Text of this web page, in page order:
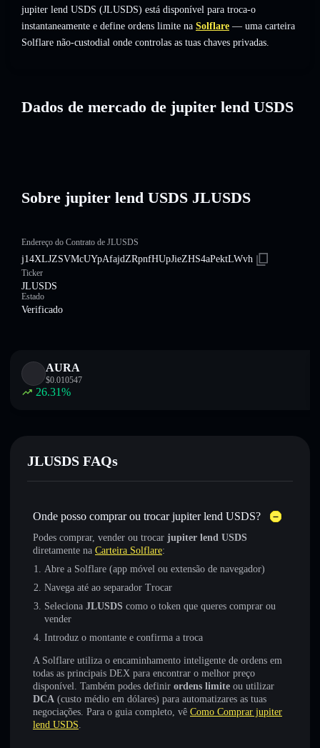
jupiter lend USDS (JLUSDS) está disponível para troca-o
instantaneamente e define ordens limite na Solflare — uma carteira
Solflare não-custodial onde controlas as tuas chaves privadas.
Dados de mercado de jupiter lend USDS
Sobre jupiter lend USDS JLUSDS
Endereço do Contrato de JLUSDS
j14XLJZSVMcUYpAfajdZRpnfHUpJieZHS4aPektLWvh
Ticker
JLUSDS
Estado
Verificado
AURA
$0.010547
26.31%
JLUSDS FAQs
Onde posso comprar ou trocar jupiter lend USDS?
Podes comprar, vender ou trocar jupiter lend USDS
diretamente na Carteira Solflare:
Abre a Solflare (app móvel ou extensão de navegador)
Navega até ao separador Trocar
Seleciona JLUSDS como o token que queres comprar ou
vender
Introduz o montante e confirma a troca
A Solflare utiliza o encaminhamento inteligente de ordens em
todas as principais DEX para encontrar o melhor preço
disponível. Também podes definir ordens limite ou utilizar
DCA (custo médio em dólares) para automatizares as tuas
negociações. Para o guia completo, vê Como Comprar jupiter
lend USDS.